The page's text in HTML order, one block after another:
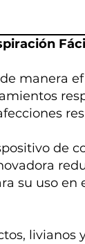
manera
de
su uso